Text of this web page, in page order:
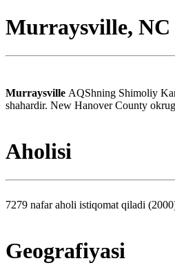
Murraysville, NC
Murraysville AQShning Shimoliy
shahardir. New Hanover County
Aholisi
7279 nafar aholi istiqomat qiladi
Geografiyasi